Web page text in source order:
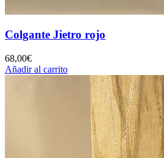
Colgante Jietro rojo
68,00€
Añadir al carrito